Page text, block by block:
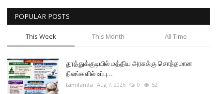
POPULAR POSTS
This Week This Month All Time
தூத்துக்குடியில் மத்திய அரசுக்கு சொந்தமான
நிலங்களில் உப்பு...
tamilanda Aug 7, 2026 0 52